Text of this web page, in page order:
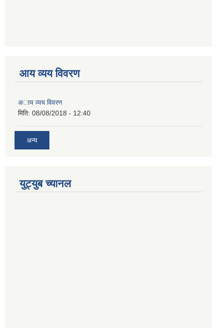
आय व्यय विवरण
अाय व्यय विवरण
मिति: 08/08/2018 - 12:40
अन्य
युट्युब च्यानल